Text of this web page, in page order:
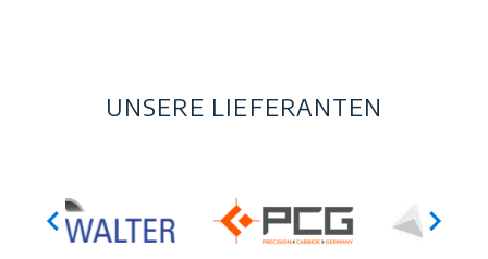
UNSERE LIEFERANTEN